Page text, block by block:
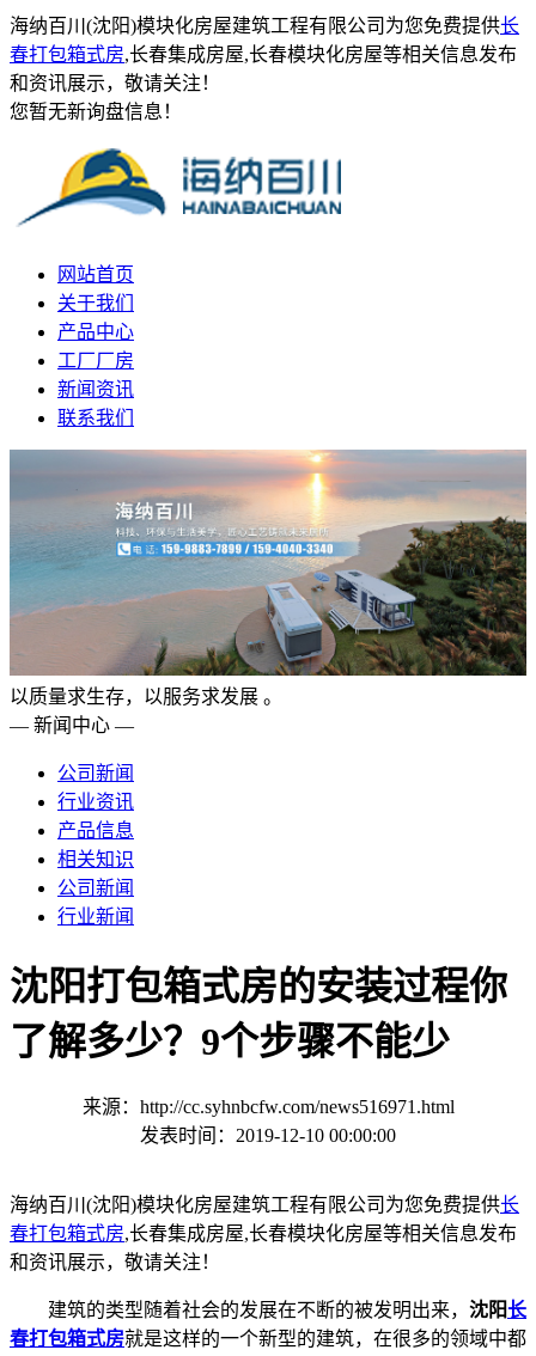
海纳百川(沈阳)模块化房屋建筑工程有限公司为您免费提供长
春打包箱式房,长春集成房屋,长春模块化房屋等相关信息发布
和资讯展示，敬请关注！
您暂无新询盘信息！
网站首页
关于我们
产品中心
工厂厂房
新闻资讯
联系我们
以质量求生存，以服务求发展 。
— 新闻中心 —
公司新闻
行业资讯
产品信息
相关知识
公司新闻
行业新闻
沈阳打包箱式房的安装过程你
了解多少？9个步骤不能少
来源：http://cc.syhnbcfw.com/news516971.html
发表时间：2019-12-10 00:00:00
海纳百川(沈阳)模块化房屋建筑工程有限公司为您免费提供长
春打包箱式房,长春集成房屋,长春模块化房屋等相关信息发布
和资讯展示，敬请关注！
建筑的类型随着社会的发展在不断的被发明出来， 沈阳长
春打包箱式房就是这样的一个新型的建筑，在很多的领域中都